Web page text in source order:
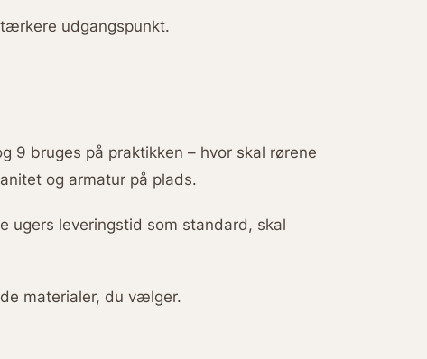
udgangspunkt.
9 bruges på praktikken – hvor skal rørene
og armatur på plads.
ugers leveringstid som standard, skal
materialer, du vælger.